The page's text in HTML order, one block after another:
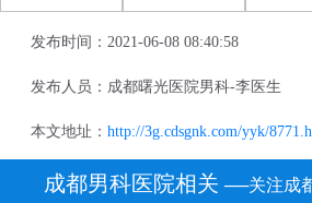
发布时间：2021-06-08 08:40:58
发布人员：成都曙光医院男科-李医生
本文地址： http://3g.cdsgnk.com/yyk/
成都男科医院相关 ──关注成